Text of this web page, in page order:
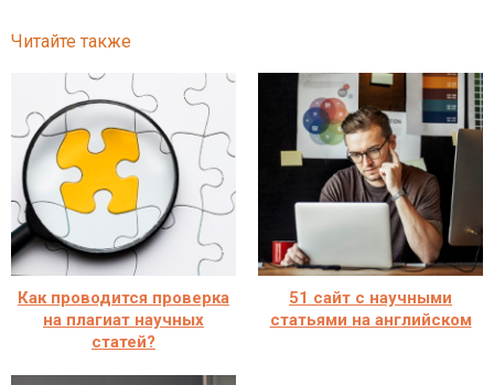
Читайте также
Как проводится проверка
на плагиат научных
статей?
51 сайт с научными
статьями на английском